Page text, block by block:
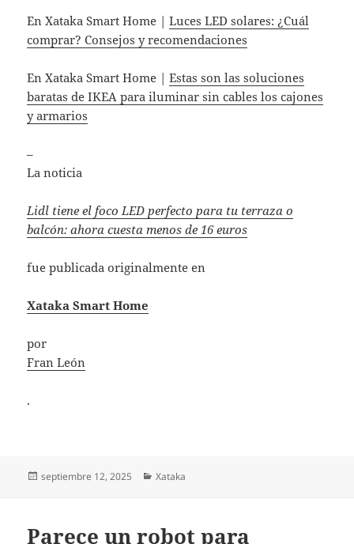
En Xataka Smart Home |Luces LED solares: ¿Cuál
comprar? Consejos y recomendaciones
En Xataka Smart Home |Estas son las soluciones
baratas de IKEA para iluminar sin cables los cajones
y armarios
–
La noticia
Lidl tiene el foco LED perfecto para tu terraza o
balcón: ahora cuesta menos de 16 euros
fue publicada originalmente en
Xataka Smart Home
por
Fran León
.
Publicado
septiembre 12, 2025 Categorías
Xataka
Parece un robot para